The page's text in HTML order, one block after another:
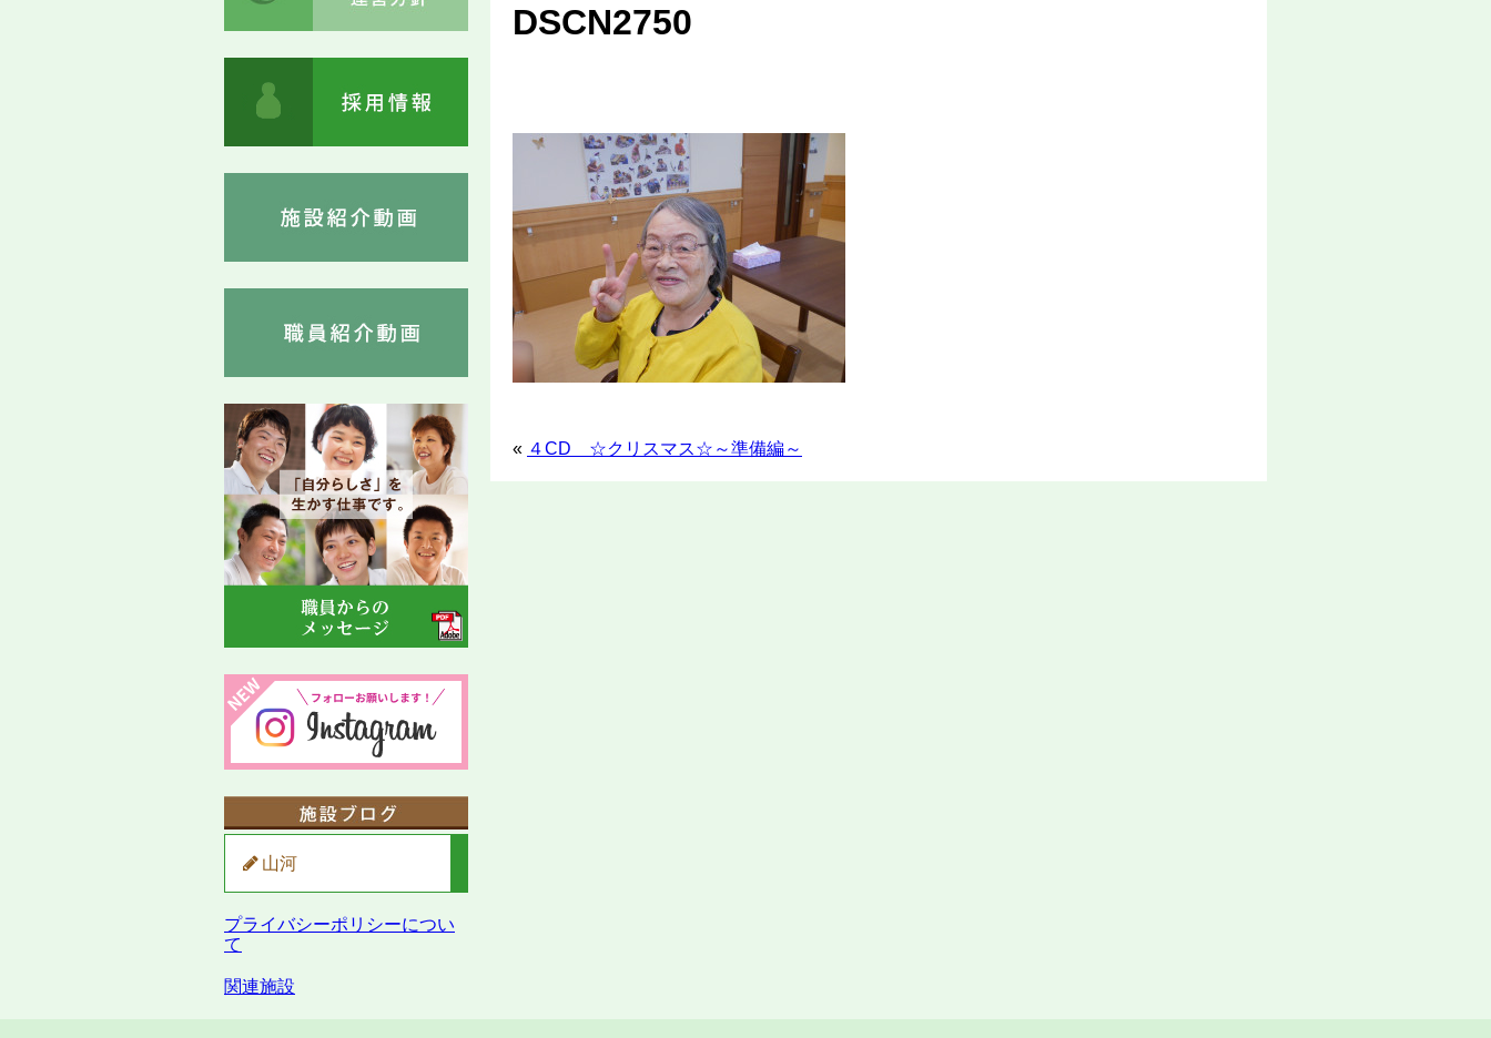
DSCN2750
« ４CD ☆クリスマス☆～準備編～
山河
プライバシーポリシーについ
て
関連施設